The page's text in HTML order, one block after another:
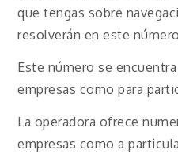
que tengas sobre
resolverán en este
Este número se
empresas como para
La operadora ofrece
empresas como a